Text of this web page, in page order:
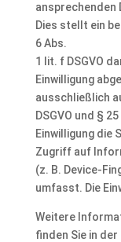
ansprechenden
Dies stellt ein
6 Abs.
1 lit. f DSGVO
Einwilligung
ausschließlich
DSGVO und §
Einwilligung die
Zugriff auf
(z. B. Device-
umfasst. Die
Weitere
finden Sie in